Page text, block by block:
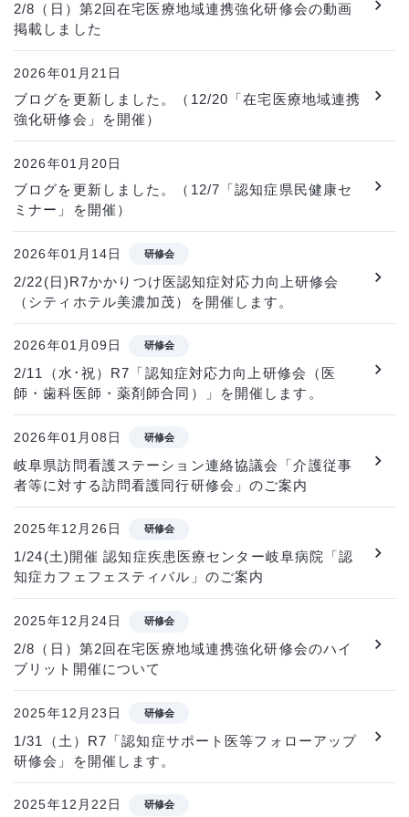
2/8（日）第2回在宅医療地域連携強化研修会の動画
掲載しました
2026年01月21日
ブログを更新しました。（12/20「在宅医療地域連携
強化研修会」を開催）
2026年01月20日
ブログを更新しました。（12/7「認知症県民健康セ
ミナー」を開催）
2026年01月14日 研修会
2/22(日)R7かかりつけ医認知症対応力向上研修会
（シティホテル美濃加茂）を開催します。
2026年01月09日 研修会
2/11（水･祝）R7「認知症対応力向上研修会（医
師・歯科医師・薬剤師合同）」を開催します。
2026年01月08日 研修会
岐阜県訪問看護ステーション連絡協議会「介護従事
者等に対する訪問看護同行研修会」のご案内
2025年12月26日 研修会
1/24(土)開催 認知症疾患医療センター岐阜病院「認
知症カフェフェスティバル」のご案内
2025年12月24日 研修会
2/8（日）第2回在宅医療地域連携強化研修会のハイ
ブリット開催について
2025年12月23日 研修会
1/31（土）R7「認知症サポート医等フォローアップ
研修会」を開催します。
2025年12月22日 研修会